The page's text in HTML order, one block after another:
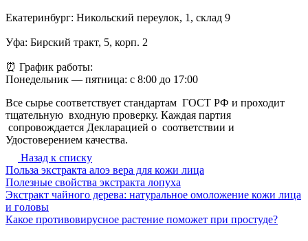
Екатеринбург: Никольский переулок, 1, склад 9
Уфа: Бирский тракт, 5, корп. 2
⏰ График работы:
Понедельник — пятница: с 8:00 до 17:00
Все сырье соответствует стандартам ГОСТ РФ и проходит
тщательную входную проверку. Каждая партия
сопровождается Декларацией о соответствии и
Удостоверением качества.
Назад к списку
Польза экстракта алоэ вера для кожи лица
Полезные свойства экстракта лопуха
Экстракт чайного дерева: натуральное омоложение кожи лица
и головы
Какое противовирусное растение поможет при простуде?